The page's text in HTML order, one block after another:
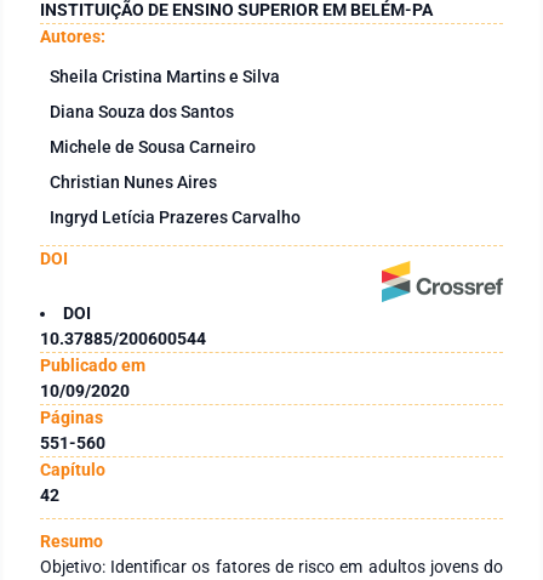
INSTITUIÇÃO DE ENSINO SUPERIOR EM BELÉM-PA
Autores:
Sheila Cristina Martins e Silva
Diana Souza dos Santos
Michele de Sousa Carneiro
Christian Nunes Aires
Ingryd Letícia Prazeres Carvalho
DOI
DOI
10.37885/200600544
Publicado em
10/09/2020
Páginas
551-560
Capítulo
42
Resumo
Objetivo: Identificar os fatores de risco em adultos jovens do